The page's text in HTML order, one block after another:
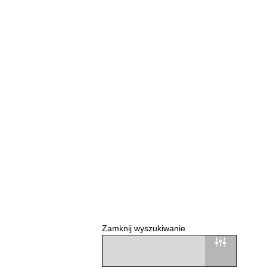
Zamknij wyszukiwanie